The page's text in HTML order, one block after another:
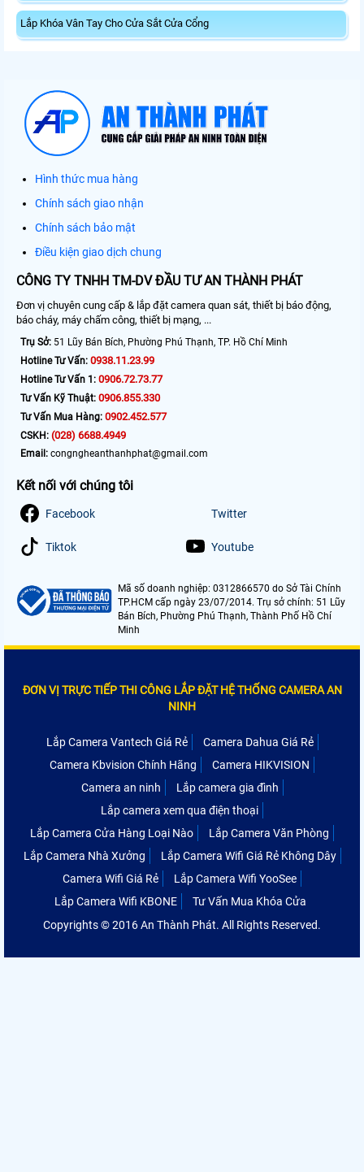
Lắp Khóa Vân Tay Cho Cửa Sắt Cửa Cổng
Hình thức mua hàng
Chính sách giao nhận
Chính sách bảo mật
Điều kiện giao dịch chung
CÔNG TY TNHH TM-DV ĐẦU TƯ AN THÀNH PHÁT
Đơn vị chuyên cung cấp & lắp đặt camera quan sát, thiết bị báo động,
báo cháy, máy chấm công, thiết bị mạng, ...
Trụ Sở: 51 Lũy Bán Bích, Phường Phú Thạnh, TP. Hồ Chí Minh
Hotline Tư Vấn: 0938.11.23.99
Hotline Tư Vấn 1: 0906.72.73.77
Tư Vấn Kỹ Thuật: 0906.855.330
Tư Vấn Mua Hàng: 0902.452.577
CSKH: (028) 6688.4949
Email: congngheanthanhphat@gmail.com
Kết nối với chúng tôi
Facebook Twitter
Tiktok Youtube
Mã số doanh nghiệp: 0312866570 do Sở Tài Chính
TP.HCM cấp ngày 23/07/2014. Trụ sở chính: 51 Lũy
Bán Bích, Phường Phú Thạnh, Thành Phố Hồ Chí
Minh
ĐƠN VỊ TRỰC TIẾP THI CÔNG LẮP ĐẶT HỆ THỐNG CAMERA AN
NINH
Lắp Camera Vantech Giá Rẻ
Camera Dahua Giá Rẻ
Camera Kbvision Chính Hãng
Camera HIKVISION
Camera an ninh
Lắp camera gia đình
Lắp camera xem qua điện thoại
Lắp Camera Cửa Hàng Loại Nào
Lắp Camera Văn Phòng
Lắp Camera Nhà Xưởng
Lắp Camera Wifi Giá Rẻ Không Dây
Camera Wifi Giá Rẻ
Lắp Camera Wifi YooSee
Lắp Camera Wifi KBONE
Tư Vấn Mua Khóa Cửa
Copyrights © 2016 An Thành Phát. All Rights Reserved.